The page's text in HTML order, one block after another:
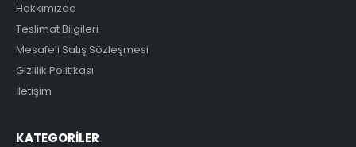
Hakkımızda
Teslimat Bilgileri
Mesafeli Satış Sözleşmesi
Gizlilik Politikası
İletişim
KATEGORİLER